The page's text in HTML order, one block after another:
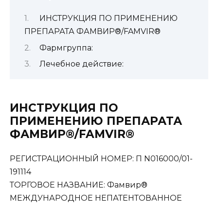
ИНСТРУКЦИЯ ПО ПРИМЕНЕНИЮ
ПРЕПАРАТА ФАМВИР®/FAMVIR®
Фармгруппа:
Лечебное действие:
ИНСТРУКЦИЯ ПО
ПРИМЕНЕНИЮ ПРЕПАРАТА
ФАМВИР®/FAMVIR®
РЕГИСТРАЦИОННЫЙ НОМЕР: П N016000/01-
191114
ТОРГОВОЕ НАЗВАНИЕ: Фамвир®
МЕЖДУНАРОДНОЕ НЕПАТЕНТОВАННОЕ